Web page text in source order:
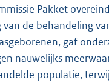
Pakket
de behandeling
gaf
nauwelijks
populatie,